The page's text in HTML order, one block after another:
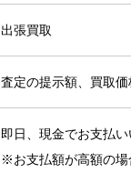
出張買取
査定の提示額、買取
即日、現金でお支払い
※お支払額が高額の場